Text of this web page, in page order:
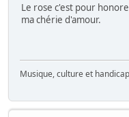
Le rose c'est pour
ma chérie d'amour.
Musique, culture et